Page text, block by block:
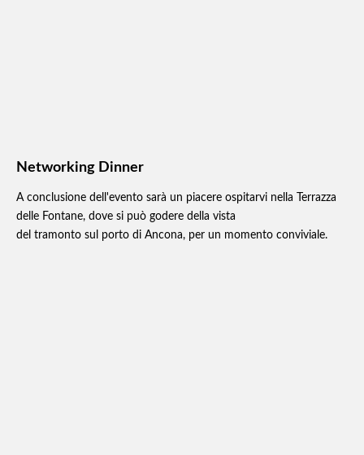
Networking Dinner
A conclusione dell'evento sarà un piacere ospitarvi nella Terrazza
delle Fontane, dove si può godere della vista
del tramonto sul porto di Ancona, per un momento conviviale.